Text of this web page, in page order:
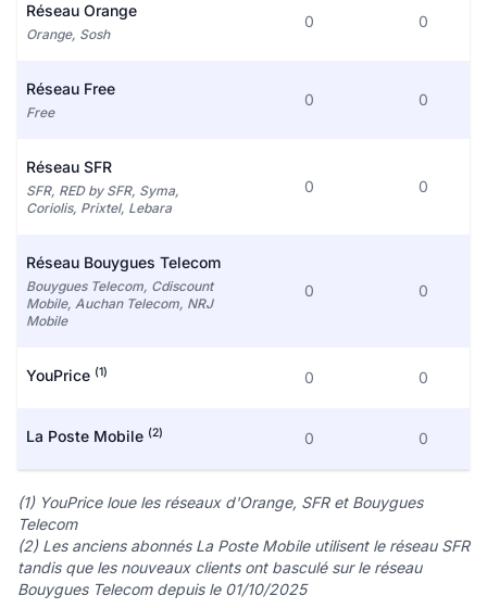
Réseau Orange
Orange, Sosh
0 0
Réseau Free
Free
0 0
Réseau SFR
SFR, RED by SFR, Syma,
Coriolis, Prixtel, Lebara
0 0
Réseau Bouygues Telecom
Bouygues Telecom, Cdiscount
Mobile, Auchan Telecom, NRJ
Mobile
0 0
YouPrice (1) 0 0
La Poste Mobile (2) 0 0
(1) YouPrice loue les réseaux d'Orange, SFR et Bouygues
Telecom
(2) Les anciens abonnés La Poste Mobile utilisent le réseau SFR
tandis que les nouveaux clients ont basculé sur le réseau
Bouygues Telecom depuis le 01/10/2025